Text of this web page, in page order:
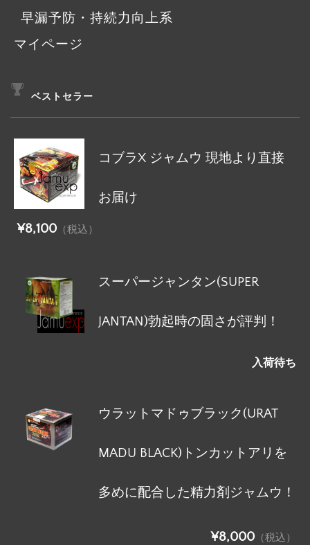
早漏予防・持続力向上系
マイページ
ベストセラー
コブラX ジャムウ 現地より直接
お届け
¥8,100 （税込）
スーパージャンタン(SUPER
JANTAN)勃起時の固さが評判！
入荷待ち
ウラットマドゥブラック(URAT
MADU BLACK)トンカットアリを
多めに配合した精力剤ジャムウ！
¥8,000 （税込）